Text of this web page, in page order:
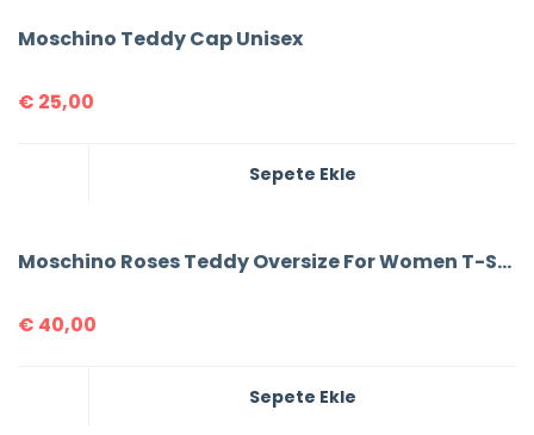
Moschino Teddy Cap Unisex
€ 25,00
Sepete Ekle
Moschino Roses Teddy Oversize For Women T-Shirt
€ 40,00
Sepete Ekle